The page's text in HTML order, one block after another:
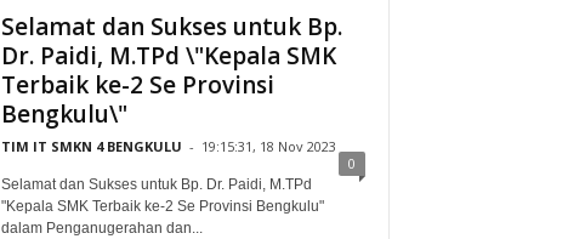
Selamat dan Sukses untuk Bp.
Dr. Paidi, M.TPd \"Kepala SMK
Terbaik ke-2 Se Provinsi
Bengkulu\"
TIM IT SMKN 4 BENGKULU - 19:15:31, 18 Nov 2023
0
Selamat dan Sukses untuk Bp. Dr. Paidi, M.TPd
"Kepala SMK Terbaik ke-2 Se Provinsi Bengkulu"
dalam Penganugerahan dan...